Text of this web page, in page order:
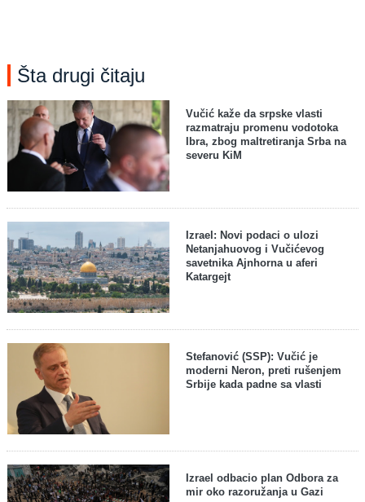
Šta drugi čitaju
Vučić kaže da srpske vlasti
razmatraju promenu vodotoka
Ibra, zbog maltretiranja Srba na
severu KiM
Izrael: Novi podaci o ulozi
Netanjahuovog i Vučićevog
savetnika Ajnhorna u aferi
Katargejt
Stefanović (SSP): Vučić je
moderni Neron, preti rušenjem
Srbije kada padne sa vlasti
Izrael odbacio plan Odbora za
mir oko razoružanja u Gazi